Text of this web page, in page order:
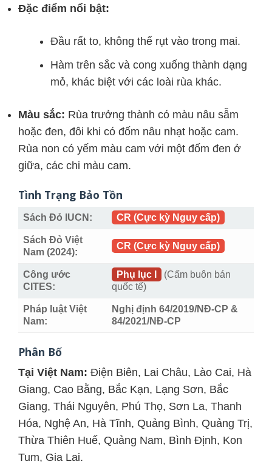
Đặc điểm nổi bật:
Đầu rất to, không thể rụt vào trong mai.
Hàm trên sắc và cong xuống thành dạng
mỏ, khác biệt với các loài rùa khác.
Màu sắc: Rùa trưởng thành có màu nâu sẫm
hoặc đen, đôi khi có đốm nâu nhạt hoặc cam.
Rùa non có yếm màu cam với một đốm đen ở
giữa, các chi màu cam.
Tình Trạng Bảo Tồn
Sách Đỏ IUCN: CR (Cực kỳ Nguy cấp)
Sách Đỏ Việt
Nam (2024):
CR (Cực kỳ Nguy cấp)
Công ước
CITES:
Phụ lục I
(Cấm buôn bán
quốc tế)
Pháp luật Việt
Nam:
Nghị định 64/2019/NĐ-CP &
84/2021/NĐ-CP
Phân Bố
Tại Việt Nam: Điện Biên, Lai Châu, Lào Cai, Hà
Giang, Cao Bằng, Bắc Kạn, Lạng Sơn, Bắc
Giang, Thái Nguyên, Phú Thọ, Sơn La, Thanh
Hóa, Nghệ An, Hà Tĩnh, Quảng Bình, Quảng Trị,
Thừa Thiên Huế, Quảng Nam, Bình Định, Kon
Tum, Gia Lai.